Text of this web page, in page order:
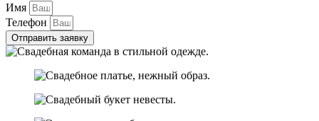
Имя
Телефон
Отправить заявку